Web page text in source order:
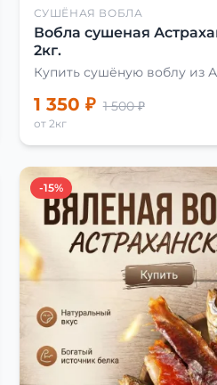
СУШЁНАЯ ВОБЛА
Вобла сушеная
2кг.
Купить сушёную воблу из
1 350 ₽ 1 500 ₽
от 2кг
-15%